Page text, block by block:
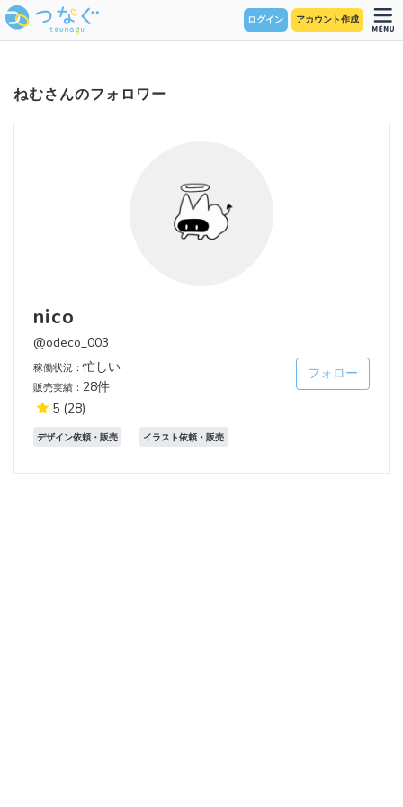
ログイン アカウント作成
ねむさんのフォロワー
nico
@odeco_003
稼働状況：忙しい
販売実績： 28件
5 (28)
フォロー
デザイン依頼・販売 イラスト依頼・販売